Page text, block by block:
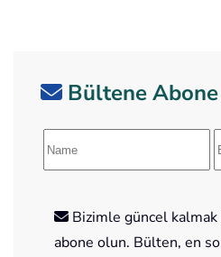
Bültene
Bizimle güncel
abone olun. Bülten, en